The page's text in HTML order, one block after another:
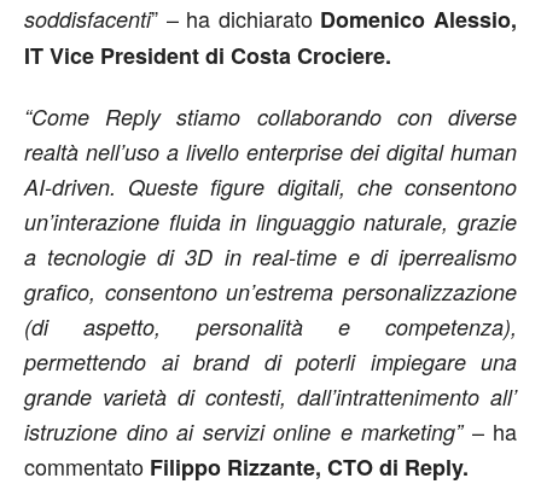
soddisfacenti” – ha dichiarato Domenico Alessio,
IT Vice President di Costa Crociere.
“Come Reply stiamo collaborando con diverse
realtà nell’uso a livello enterprise dei digital human
AI-driven. Queste figure digitali, che consentono
un’interazione fluida in linguaggio naturale, grazie
a tecnologie di 3D in real-time e di iperrealismo
grafico, consentono un’estrema personalizzazione
(di aspetto, personalità e competenza),
permettendo ai brand di poterli impiegare una
grande varietà di contesti, dall’intrattenimento all’
istruzione dino ai servizi online e marketing”– ha
commentato Filippo Rizzante, CTO di Reply.